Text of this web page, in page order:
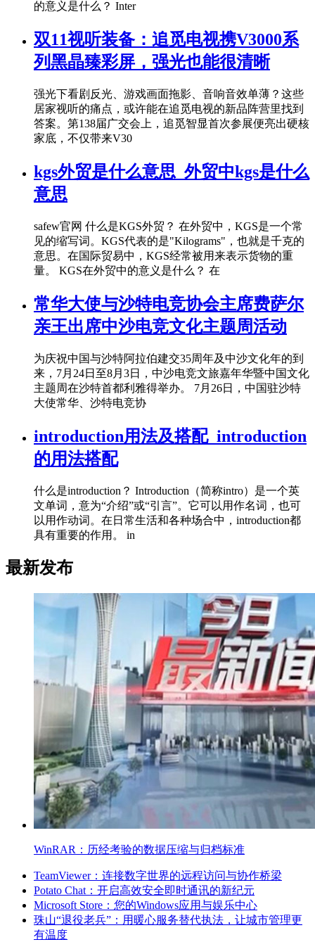
的意义是什么？ Inter
双11视听装备：追觅电视携V3000系
列黑晶臻彩屏，强光也能很清晰
强光下看剧反光、游戏画面拖影、音响音效单薄？这些
居家视听的痛点，或许能在追觅电视的新品阵营里找到
答案。第138届广交会上，追觅智显首次参展便亮出硬核
家底，不仅带来V30
kgs外贸是什么意思_外贸中kgs是什么
意思
safew官网 什么是KGS外贸？ 在外贸中，KGS是一个常
见的缩写词。KGS代表的是"Kilograms"，也就是千克的
意思。在国际贸易中，KGS经常被用来表示货物的重
量。 KGS在外贸中的意义是什么？ 在
常华大使与沙特电竞协会主席费萨尔
亲王出席中沙电竞文化主题周活动
为庆祝中国与沙特阿拉伯建交35周年及中沙文化年的到
来，7月24日至8月3日，中沙电竞文旅嘉年华暨中国文化
主题周在沙特首都利雅得举办。 7月26日，中国驻沙特
大使常华、沙特电竞协
introduction用法及搭配_introduction
的用法搭配
什么是introduction？ Introduction（简称intro）是一个英
文单词，意为“介绍”或“引言”。它可以用作名词，也可
以用作动词。在日常生活和各种场合中，introduction都
具有重要的作用。 in
最新发布
WinRAR：历经考验的数据压缩与归档标准
TeamViewer：连接数字世界的远程访问与协作桥梁
Potato Chat：开启高效安全即时通讯的新纪元
Microsoft Store：您的Windows应用与娱乐中心
珠山“退役老兵”：用暖心服务替代执法，让城市管理更
有温度